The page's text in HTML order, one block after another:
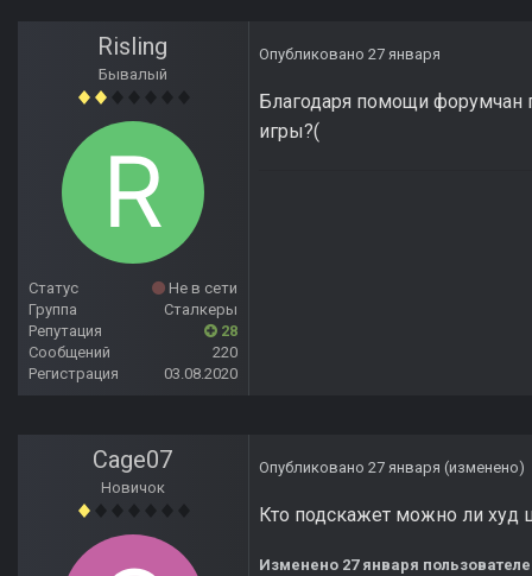
Risling
Бывалый
Статус
Не в сети
Группа
Сталкеры
Репутация
28
Сообщений
220
Регистрация
03.08.2020
Опубликовано 27 января
Благодаря помощи форумчан
игры?(
Cage07
Новичок
Опубликовано 27 января (изменено)
Кто подскажет можно ли худ
Изменено 27 января